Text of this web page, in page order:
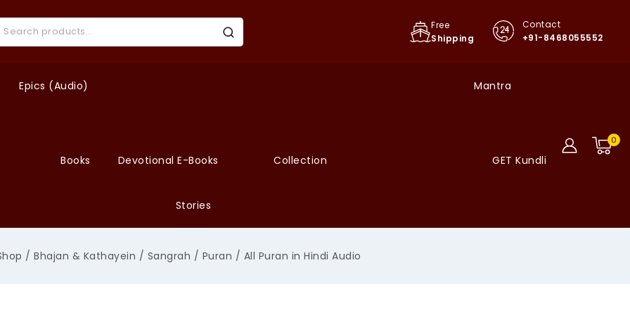
Free
Shipping
Contact
+91-8468055552
Epics (Audio) Mantra
Books Devotional E-Books Collection GET Kundli
Stories
0
/ Bhajan & Kathayein / Sangrah / Puran / All Puran in Hindi Audio